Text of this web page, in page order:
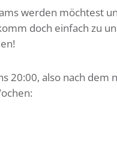
werden möchtest
doch einfach zu
20:00, also nach